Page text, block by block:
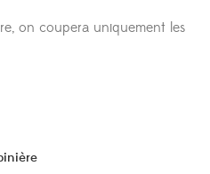
on coupera uniquement les